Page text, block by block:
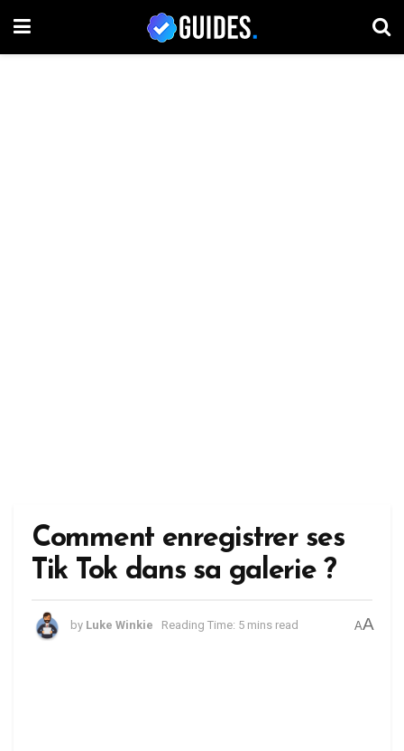
Comment enregistrer ses
Tik Tok dans sa galerie ?
by Luke Winkie Reading Time: 5 mins read AA